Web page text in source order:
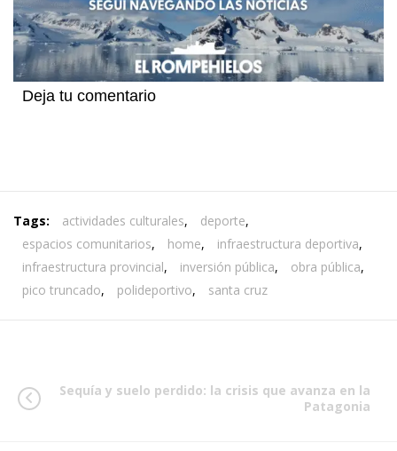
Deja tu comentario
Tags: actividades culturales, deporte,
espacios comunitarios, home, infraestructura deportiva,
infraestructura provincial, inversión pública, obra pública,
pico truncado, polideportivo, santa cruz
Sequía y suelo perdido: la crisis que avanza en la
Patagonia